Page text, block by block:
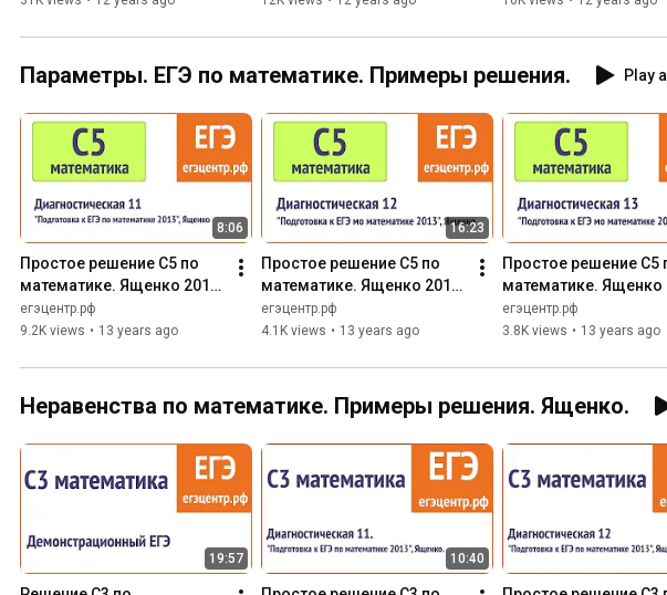
Параметры. ЕГЭ по математике. Примеры решения. Play all
8:06
Простое решение C5 по
математике. Ященко 2013,
диагностическая 11.
егэцентр.рф
9.2K views • 13 years ago
16:23
Простое решение C5 по
математике. Ященко 2013,
диагностическая 12
егэцентр.рф
4.1K views • 13 years ago
Простое решение C5
математике. Ященко
диагностическая 13
егэцентр.рф
3.8K views • 13 years ago
Неравенства по математике. Примеры решения. Ященко.
19:57 10:40